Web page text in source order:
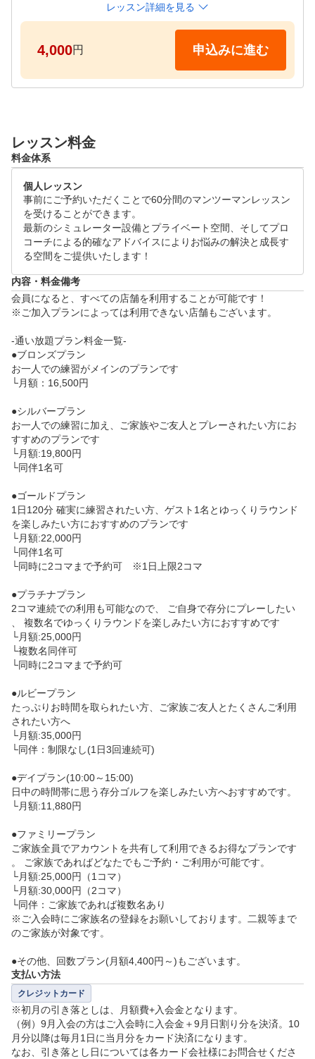
※期日までにお支払いが確認できない場合はキャンセ
ルとなります。
プロコーチによるレッスンを体験していただけます。
超高性能シミュレーター×プライベート空間×プロによ
るマンツーマンレッスンで、お客様のお悩みの""原因"
ゴルフの上達にお悩みの方は是非体験レッスンにお越
しください！
●体験レッスンスケジュール(各120分)
月~日 09:00～21:00
※ご希望の日時をリクエスト画面よりご提示ください
。追ってご連絡差し上げます。
●当日の流れ
・体験レッスン(60分)
└　お客様のお悩みをヒアリングし、シミュレータ
。
・施設案内、料金のご説明(60分)
レッスン詳細を見る
4,000円 申込みに進む
レッスン料金
料金体系
個人レッスン
事前にご予約いただくことで60分間のマンツーマンレッスン
を受けることができます。
最新のシミュレーター設備とプライベート空間、そしてプロ
コーチによる的確なアドバイスによりお悩みの解決と成長す
る空間をご提供いたします！
内容・料金備考
会員になると、すべての店舗を利用することが可能です！
※ご加入プランによっては利用できない店舗もございます。
-通い放題プラン料金一覧-
●ブロンズプラン
お一人での練習がメインのプランです
└月額：16,500円
●シルバープラン
お一人での練習に加え、ご家族やご友人とプレーされたい方にお
すすめのプランです
└月額:19,800円
└同伴1名可
●ゴールドプラン
1日120分 確実に練習されたい方、ゲスト1名とゆっくりラウンド
を楽しみたい方におすすめのプランです
└月額:22,000円
└同伴1名可
└同時に2コマまで予約可　※1日上限2コマ
●プラチナプラン
2コマ連続での利用も可能なので、 ご自身で存分にプレーしたい
、 複数名でゆっくりラウンドを楽しみたい方におすすめです
└月額:25,000円
└複数名同伴可
└同時に2コマまで予約可
●ルビープラン
たっぷりお時間を取られたい方、ご家族ご友人とたくさんご利用
されたい方へ
└月額:35,000円
└同伴：制限なし(1日3回連続可)
●デイプラン(10:00～15:00)
日中の時間帯に思う存分ゴルフを楽しみたい方へおすすめです。
└月額:11,880円
●ファミリープラン
ご家族全員でアカウントを共有して利用できるお得なプランです
。 ご家族であればどなたでもご予約・ご利用が可能です。
└月額:25,000円（1コマ）
└月額:30,000円（2コマ）
└同伴：ご家族であれば複数名あり
※ご入会時にご家族名の登録をお願いしております。二親等まで
のご家族が対象です。
●その他、回数プラン(月額4,400円～)もございます。
支払い方法
クレジットカード
※初月の引き落としは、月額費+入会金となります。
（例）9月入会の方はご入会時に入会金＋9月日割り分を決済。10
月分以降は毎月1日に当月分をカード決済になります。
なお、引き落とし日については各カード会社様にお問合せくださ